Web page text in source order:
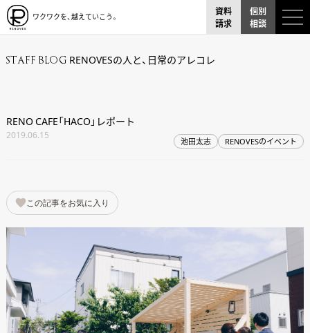
ワクワクを、越えていこう。
資料
請求
個別
相談
STAFF BLOG RENOVESの人と、日常のアレコレ
RENO CAFE「HACO」レポート
2019.06.15
池田太志 RENOVESのイベント
この記事をお気に入り